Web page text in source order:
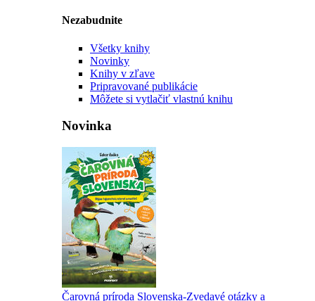
Nezabudnite
Všetky knihy
Novinky
Knihy v zľave
Pripravované publikácie
Môžete si vytlačiť vlastnú knihu
Novinka
Čarovná príroda Slovenska-Zvedavé otázky a